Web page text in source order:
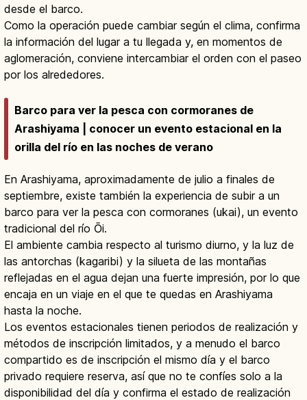
desde el barco.
Como la operación puede cambiar según el clima, confirma
la información del lugar a tu llegada y, en momentos de
aglomeración, conviene intercambiar el orden con el paseo
por los alrededores.
Barco para ver la pesca con cormoranes de
Arashiyama | conocer un evento estacional en la
orilla del río en las noches de verano
En Arashiyama, aproximadamente de julio a finales de
septiembre, existe también la experiencia de subir a un
barco para ver la pesca con cormoranes (ukai), un evento
tradicional del río Ōi.
El ambiente cambia respecto al turismo diurno, y la luz de
las antorchas (kagaribi) y la silueta de las montañas
reflejadas en el agua dejan una fuerte impresión, por lo que
encaja en un viaje en el que te quedas en Arashiyama
hasta la noche.
Los eventos estacionales tienen periodos de realización y
métodos de inscripción limitados, y a menudo el barco
compartido es de inscripción el mismo día y el barco
privado requiere reserva, así que no te confíes solo a la
disponibilidad del día y confirma el estado de realización